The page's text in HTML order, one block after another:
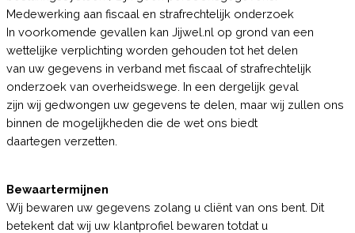
Medewerking aan fiscaal en strafrechtelijk onderzoek
In voorkomende gevallen kan Jijwel.nl op grond van een
wettelijke verplichting worden gehouden tot het delen
van uw gegevens in verband met fiscaal of strafrechtelijk
onderzoek van overheidswege. In een dergelijk geval
zijn wij gedwongen uw gegevens te delen, maar wij zullen ons
binnen de mogelijkheden die de wet ons biedt
daartegen verzetten.
Bewaartermijnen
Wij bewaren uw gegevens zolang u cliënt van ons bent. Dit
betekent dat wij uw klantprofiel bewaren totdat u